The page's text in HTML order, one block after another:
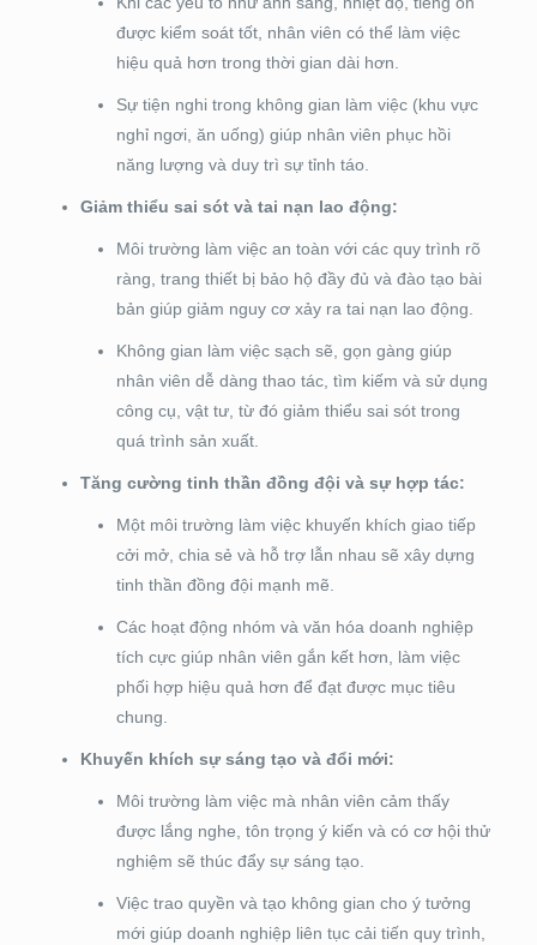
được kiểm soát tốt, nhân viên có thể làm việc
hiệu quả hơn trong thời gian dài hơn.
Sự tiện nghi trong không gian làm việc (khu vực
nghỉ ngơi, ăn uống) giúp nhân viên phục hồi
năng lượng và duy trì sự tỉnh táo.
Giảm thiểu sai sót và tai nạn lao động:
Môi trường làm việc an toàn với các quy trình rõ
ràng, trang thiết bị bảo hộ đầy đủ và đào tạo bài
bản giúp giảm nguy cơ xảy ra tai nạn lao động.
Không gian làm việc sạch sẽ, gọn gàng giúp
nhân viên dễ dàng thao tác, tìm kiếm và sử dụng
công cụ, vật tư, từ đó giảm thiểu sai sót trong
quá trình sản xuất.
Tăng cường tinh thần đồng đội và sự hợp tác:
Một môi trường làm việc khuyến khích giao tiếp
cởi mở, chia sẻ và hỗ trợ lẫn nhau sẽ xây dựng
tinh thần đồng đội mạnh mẽ.
Các hoạt động nhóm và văn hóa doanh nghiệp
tích cực giúp nhân viên gắn kết hơn, làm việc
phối hợp hiệu quả hơn để đạt được mục tiêu
chung.
Khuyến khích sự sáng tạo và đổi mới:
Môi trường làm việc mà nhân viên cảm thấy
được lắng nghe, tôn trọng ý kiến và có cơ hội thử
nghiệm sẽ thúc đẩy sự sáng tạo.
Việc trao quyền và tạo không gian cho ý tưởng
mới giúp doanh nghiệp liên tục cải tiến quy trình,